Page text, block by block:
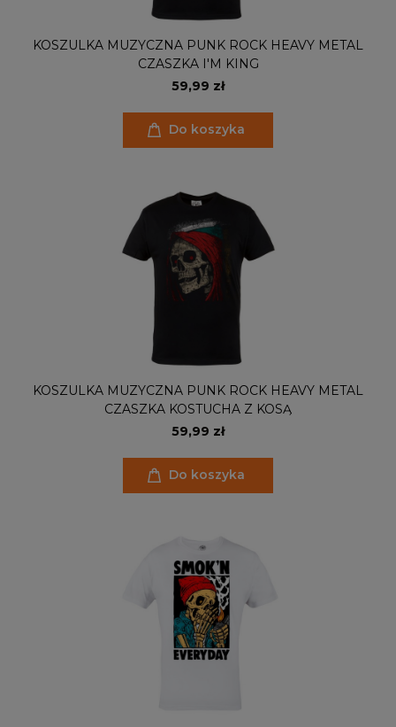
KOSZULKA MUZYCZNA PUNK ROCK HEAVY METAL
CZASZKA I'M KING
59,99 zł
Do koszyka
KOSZULKA MUZYCZNA PUNK ROCK HEAVY METAL
CZASZKA KOSTUCHA Z KOSĄ
59,99 zł
Do koszyka